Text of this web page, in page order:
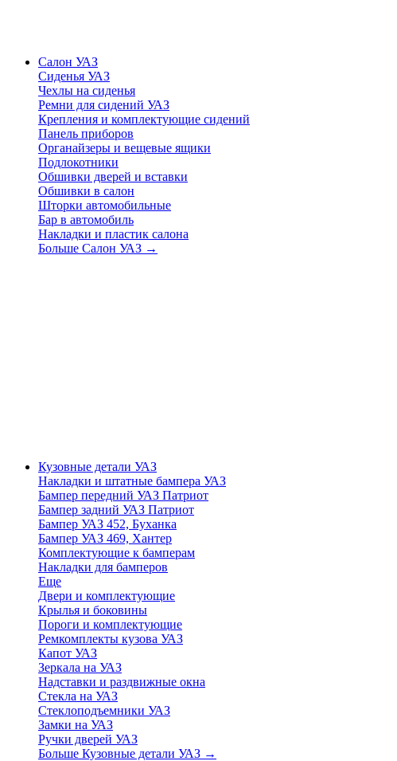
Салон УАЗ
Сиденья УАЗ
Чехлы на сиденья
Ремни для сидений УАЗ
Крепления и комплектующие сидений
Панель приборов
Органайзеры и вещевые ящики
Подлокотники
Обшивки дверей и вставки
Обшивки в салон
Шторки автомобильные
Бар в автомобиль
Накладки и пластик салона
Больше Салон УАЗ →
Кузовные детали УАЗ
Накладки и штатные бампера УАЗ
Бампер передний УАЗ Патриот
Бампер задний УАЗ Патриот
Бампер УАЗ 452, Буханка
Бампер УАЗ 469, Хантер
Комплектующие к бамперам
Накладки для бамперов
Еще
Двери и комплектующие
Крылья и боковины
Пороги и комплектующие
Ремкомплекты кузова УАЗ
Капот УАЗ
Зеркала на УАЗ
Надставки и раздвижные окна
Стекла на УАЗ
Стеклоподъемники УАЗ
Замки на УАЗ
Ручки дверей УАЗ
Больше Кузовные детали УАЗ →